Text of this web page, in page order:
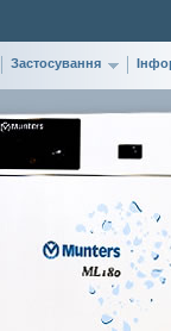
Застосування